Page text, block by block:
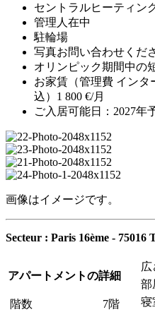
セントラルヒーティン
管理人在中
駐輪場
写真お問い合わせくだ
オリンピック期間中の
お家賃（管理費 イン
込）1 800 €/月
ご入居可能日：2027年
画像はイメージです。
Secteur : Paris 16ème - 75016
アパートメントの詳細
階数
7階
広
部
寝